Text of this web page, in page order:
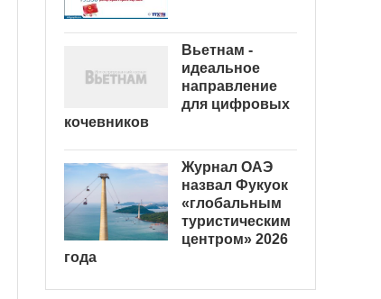
Вьетнам -
идеальное
направление
для цифровых
кочевников
Журнал ОАЭ
назвал Фукуок
«глобальным
туристическим
центром» 2026
года